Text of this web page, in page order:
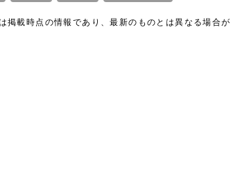
掲載時点の情報であり、最新のものとは異なる場合